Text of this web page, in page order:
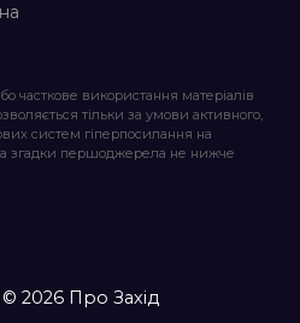
часткове використання матеріалів
тільки за умови активного,
систем гіперпосилання на
згадки першоджерела не нижче
2026 Про Захід